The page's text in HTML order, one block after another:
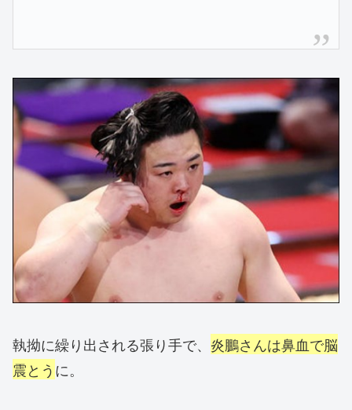
執拗に繰り出される張り手で、 炎鵬さんは鼻血で脳
震とうに。